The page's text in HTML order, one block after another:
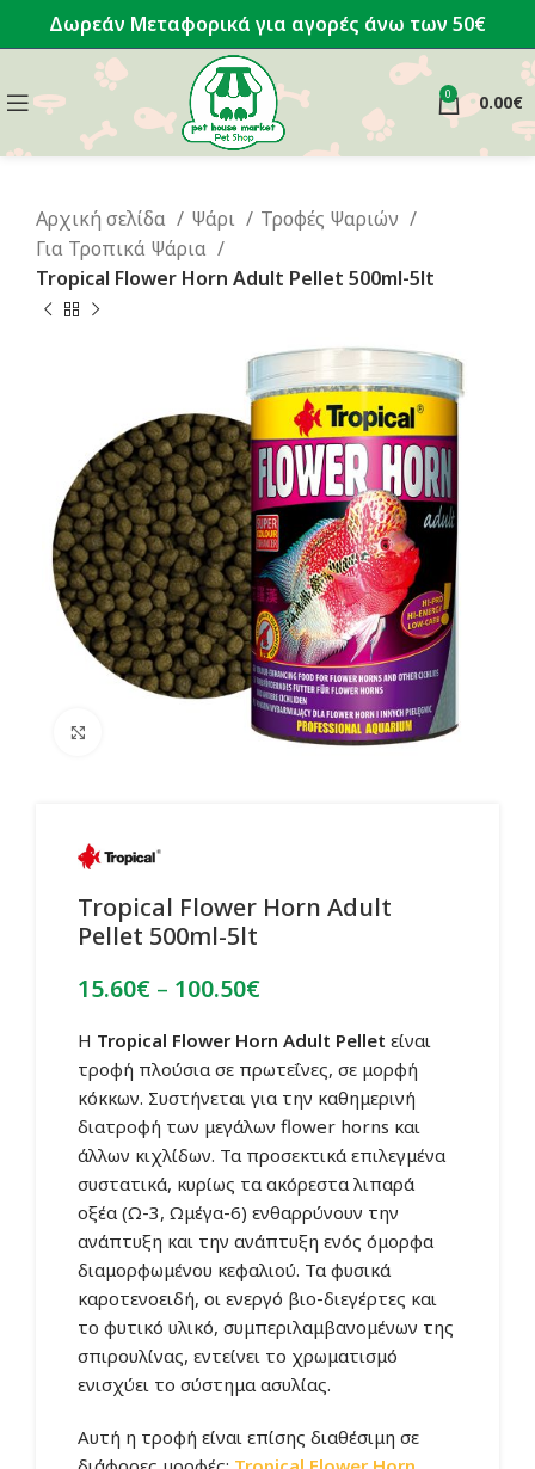
Δωρεάν Μεταφορικά για αγορές άνω των 50€
0 0.00€
Αρχική σελίδα Ψάρι
Τροφές Ψαριών
Για Τροπικά Ψάρια
Tropical Flower Horn Adult Pellet 500ml-5lt
Tropical Flower Horn Adult
Pellet 500ml-5lt
15.60€ – 100.50€Price
15.60€
through
100.50€
Η Tropical Flower Horn Adult Pellet είναι
τροφή πλούσια σε πρωτεΐνες, σε μορφή
κόκκων. Συστήνεται για την καθημερινή
διατροφή των μεγάλων flower horns και
άλλων κιχλίδων. Τα προσεκτικά επιλεγμένα
συστατικά, κυρίως τα ακόρεστα λιπαρά
οξέα (Ω-3, Ωμέγα-6) ενθαρρύνουν την
ανάπτυξη και την ανάπτυξη ενός όμορφα
διαμορφωμένου κεφαλιού. Τα φυσικά
καροτενοειδή, οι ενεργό βιο-διεγέρτες και
το φυτικό υλικό, συμπεριλαμβανομένων της
σπιρουλίνας, εντείνει το χρωματισμό
ενισχύει το σύστημα ασυλίας.
Αυτή η τροφή είναι επίσης διαθέσιμη σε